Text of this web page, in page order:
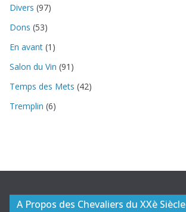
Divers (97)
Dons (53)
En avant (1)
Salon du Vin (91)
Temps des Mets (42)
Tremplin (6)
A Propos des Chevaliers du XXè Siècle